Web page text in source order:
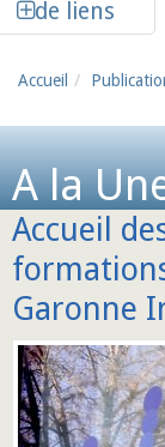
de liens
Accueil
A la
Accueil
Garonne